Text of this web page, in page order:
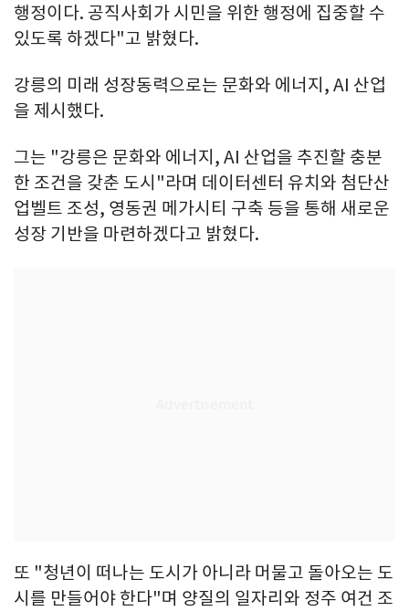
행정이다. 공직사회가 시민을 위한 행정에 집중할 수
있도록 하겠다"고 밝혔다.
강릉의 미래 성장동력으로는 문화와 에너지, AI 산업
을 제시했다.
그는 "강릉은 문화와 에너지, AI 산업을 추진할 충분
한 조건을 갖춘 도시"라며 데이터센터 유치와 첨단산
업벨트 조성, 영동권 메가시티 구축 등을 통해 새로운
성장 기반을 마련하겠다고 밝혔다.
또 "청년이 떠나는 도시가 아니라 머물고 돌아오는 도
시를 만들어야 한다"며 양질의 일자리와 정주 여건 조